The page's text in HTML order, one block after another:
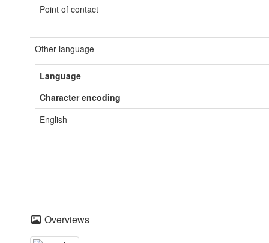
Point of contact
Other language
Language
Character encoding
English
Overviews